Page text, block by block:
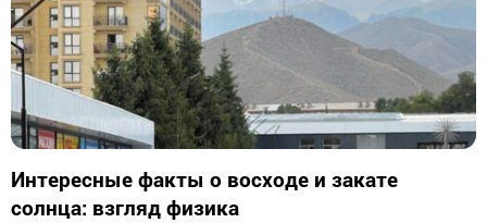
Интересные факты о восходе и закате
солнца: взгляд физика